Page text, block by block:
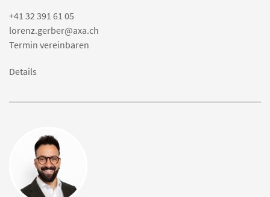
+41 32 391 61 05
lorenz.gerber@axa.ch
Termin vereinbaren
Details